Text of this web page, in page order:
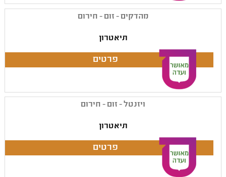
מהדקים - זום - חירום
תיאטרון
ויזנטל - זום - חירום
תיאטרון